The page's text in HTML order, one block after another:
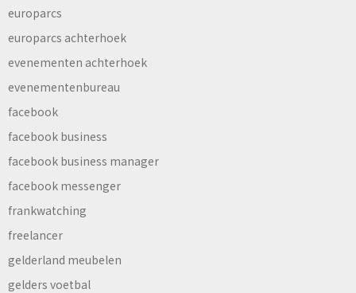
europarcs
europarcs achterhoek
evenementen achterhoek
evenementenbureau
facebook
facebook business
facebook business manager
facebook messenger
frankwatching
freelancer
gelderland meubelen
gelders voetbal